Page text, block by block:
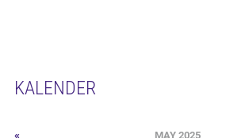
KALENDER
« MAY 2025